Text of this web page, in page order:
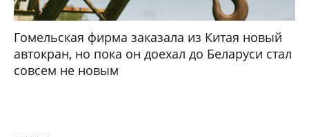
Гомельская фирма заказала из Китая новый
автокран, но пока он доехал до Беларуси стал
совсем не новым